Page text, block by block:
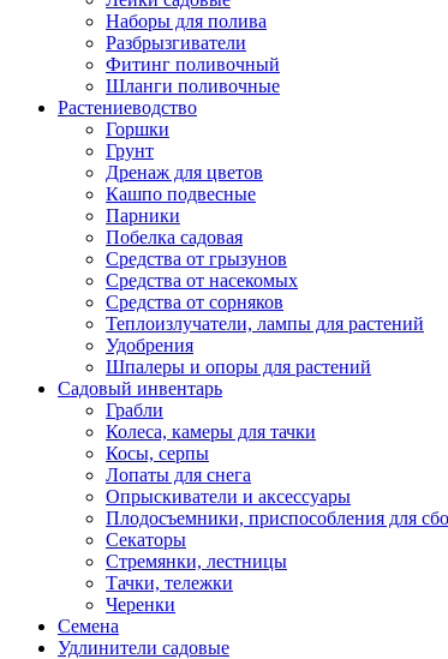
Наборы для полива
Разбрызгиватели
Фитинг поливочный
Шланги поливочные
Растениеводство
Горшки
Грунт
Дренаж для цветов
Кашпо подвесные
Парники
Побелка садовая
Средства от грызунов
Средства от насекомых
Средства от сорняков
Теплоизлучатели, лампы для растений
Удобрения
Шпалеры и опоры для растений
Садовый инвентарь
Грабли
Колеса, камеры для тачки
Косы, серпы
Лопаты для снега
Опрыскиватели и аксессуары
Плодосъемники, приспособления для
Секаторы
Стремянки, лестницы
Тачки, тележки
Черенки
Семена
Удлинители садовые